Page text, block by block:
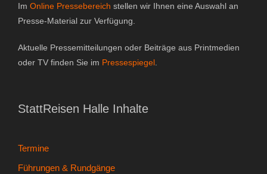
- StattReisen Verband
- Kontakt
Im Online Pressebereich stellen wir Ihnen eine Auswahl an
Presse-Material zur Verfügung.
Aktuelle Pressemitteilungen oder Beiträge aus Printmedien
oder TV finden Sie im Pressespiegel
StattReisen Halle Inhalte
Termine
Führungen & Rundgänge